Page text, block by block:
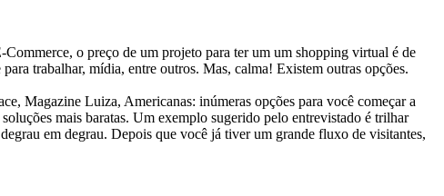
o preço de um projeto para ter um um shopping virtual é de
trabalhar, mídia, entre outros. Mas, calma! Existem outras opções.
Magazine Luiza, Americanas: inúmeras opções para você começar a
mais baratas. Um exemplo sugerido pelo entrevistado é trilhar
em degrau. Depois que você já tiver um grande fluxo de visitantes,